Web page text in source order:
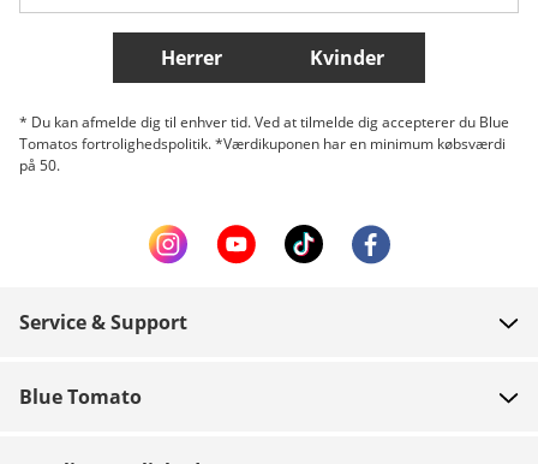
Flere lande
Herrer Kvinder
* Du kan afmelde dig til enhver tid. Ved at tilmelde dig accepterer du Blue
Tomatos fortrolighedspolitik. *Værdikuponen har en minimum købsværdi
på 50.
Service & Support
Betaling
Blue Tomato